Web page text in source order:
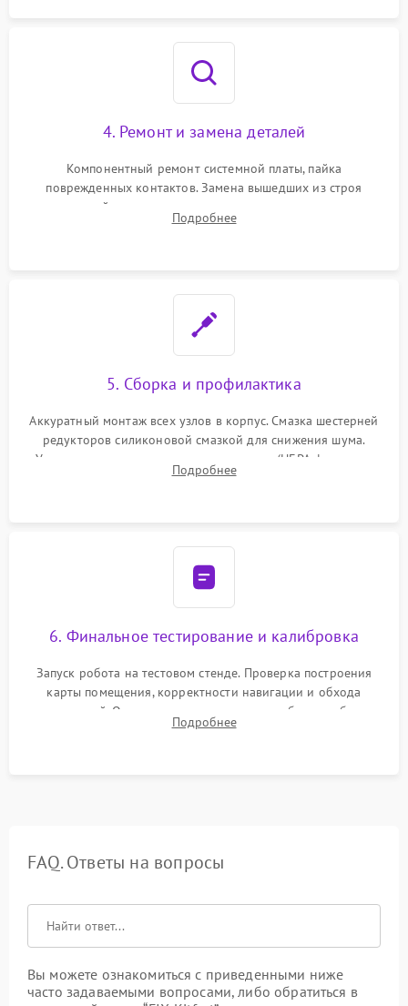
4. Ремонт и замена деталей
Компонентный ремонт системной платы, пайка
поврежденных контактов. Замена вышедших из строя
двигателей, изношенного аккумулятора, неисправного
лидара или помпы подачи воды. Восстановление шлейфов и
Подробнее
5. Сборка и профилактика
Аккуратный монтаж всех узлов в корпус. Смазка шестерней
редукторов силиконовой смазкой для снижения шума.
Установка новых расходных материалов (HEPA-фильтров,
микрофибры, щеток). Надежная фиксация разъемов и
Подробнее
6. Финальное тестирование и калибровка
Запуск робота на тестовом стенде. Проверка построения
карты помещения, корректности навигации и обхода
препятствий. Оценка силы всасывания и работы турбины.
Тестирование автоматического возврата на док-станцию и
Подробнее
FAQ. Ответы на вопросы
Вы можете ознакомиться с приведенными ниже
часто задаваемыми вопросами, либо обратиться в